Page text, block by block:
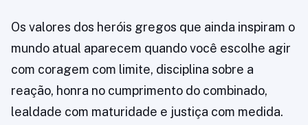
Os valores dos heróis gregos que ainda inspiram o
mundo atual aparecem quando você escolhe agir
com coragem com limite, disciplina sobre a
reação, honra no cumprimento do combinado,
lealdade com maturidade e justiça com medida.